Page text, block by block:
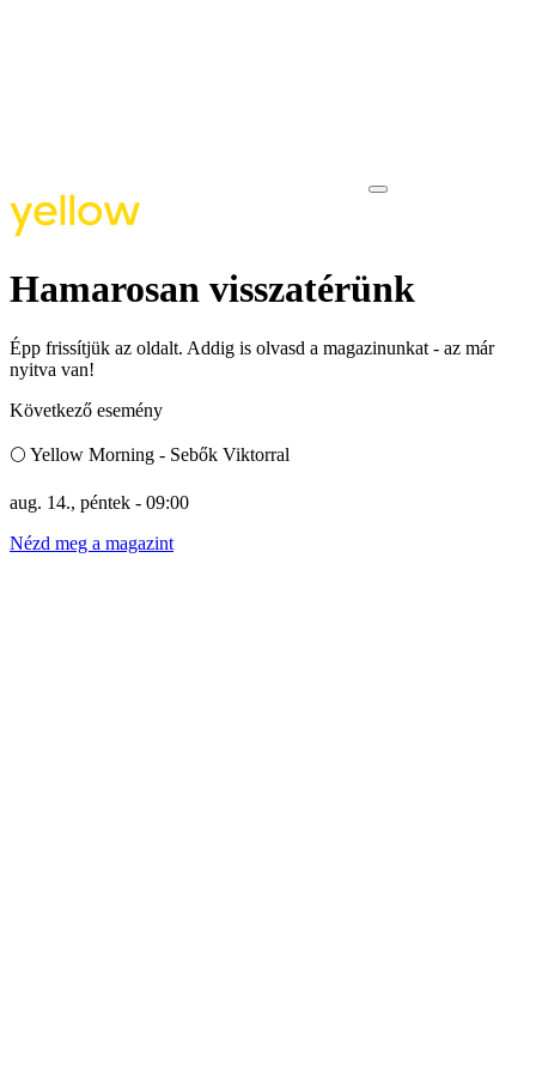
Hamarosan visszatérünk
Épp frissítjük az oldalt. Addig is olvasd a magazinunkat - az már
nyitva van!
Következő esemény
🌕 Yellow Morning - Sebők Viktorral
aug. 14., péntek - 09:00
Nézd meg a magazint